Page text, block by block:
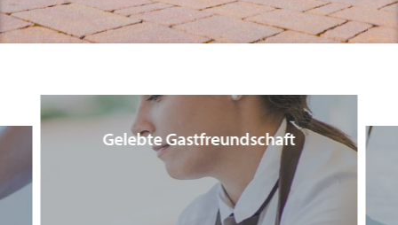
Unvergessliche Aromen
Gelebte Gastfreundschaft